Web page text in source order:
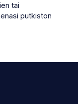
tai
putkiston